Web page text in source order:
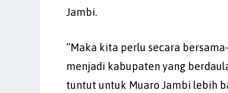
Jambi.
“Maka kita perlu secara
menjadi kabupaten yang
tuntut untuk Muaro Jambi lebih